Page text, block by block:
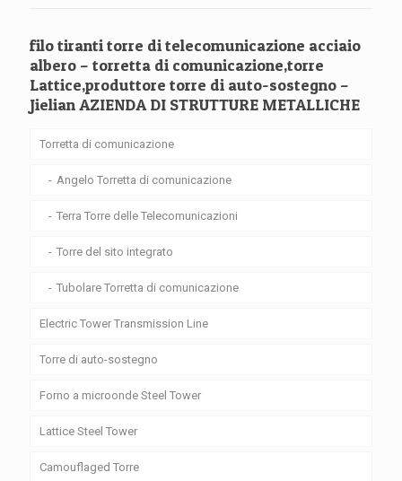
filo tiranti torre di telecomunicazione acciaio
albero – torretta di comunicazione,torre
Lattice,produttore torre di auto-sostegno –
Jielian AZIENDA DI STRUTTURE METALLICHE
Torretta di comunicazione
Angelo Torretta di comunicazione
Terra Torre delle Telecomunicazioni
Torre del sito integrato
Tubolare Torretta di comunicazione
Electric Tower Transmission Line
Torre di auto-sostegno
Forno a microonde Steel Tower
Lattice Steel Tower
Camouflaged Torre